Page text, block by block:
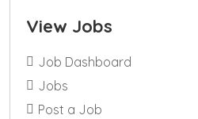
View Jobs
Job Dashboard
Jobs
Post a Job